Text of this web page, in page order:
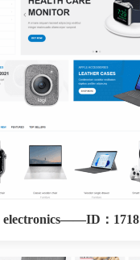
electronics——ID：1718